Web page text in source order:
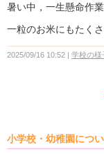
暑い中，一生懸命作業
一粒のお米にもたく
2025/09/16 10:52 学校の様
小学校・幼稚園につ